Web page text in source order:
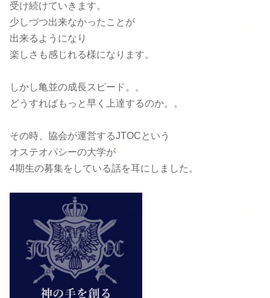
受け続けていきます。
少しづつ出来なかったことが
出来るようになり
楽しさも感じれる様になります。
しかし亀並の成長スピード。。
どうすればもっと早く上達するのか。。
その時、 協会が運営するJTOCという
オステオパシーの大学が
4期生の募集をしている話を耳にしました。